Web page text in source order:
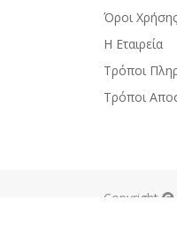
Όροι
Η Εταιρεία
Τρόποι
Τρόποι
Copyright